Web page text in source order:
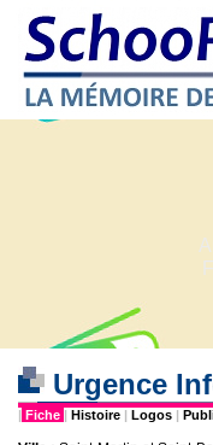
Urgence
| Fiche | Histoire | Logos |